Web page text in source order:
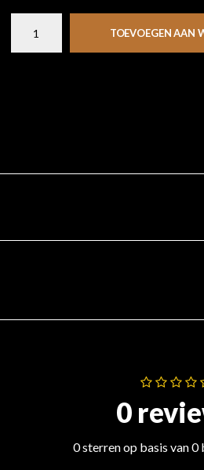
TOEVOEGEN AAN
0
0 sterren op basis van